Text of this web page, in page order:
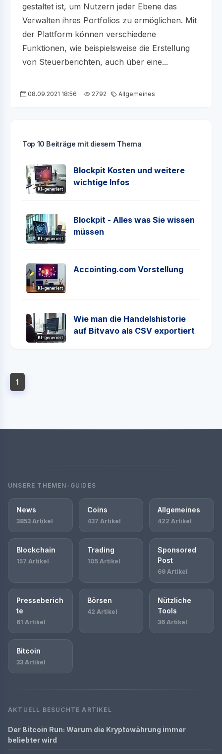
gestaltet ist, um Nutzern jeder Ebene das
Verwalten ihres Portfolios zu ermöglichen. Mit
der Plattform können verschiedene
Funktionen, wie beispielsweise die Erstellung
von Steuerberichten, auch über eine...
08.09.2021 18:56 2792 Allgemeines
Top 10 Beiträge mit diesem Thema
KI-generiert
Blockpit Kosten und weitere
wichtige Infos
KI-generiert
Blockpit - Alles was Sie wissen
müssen
KI-generiert
Accointing.com Vorstellung
KI-generiert
Wie man die Handelshistorie
auf Bitvavo als CSV exportiert
1
UNSERE THEMEN-GUIDES
News
3853 Artikel
Coins
437 Artikel
Allgemeines
422 Artikel
Blockchain
157 Artikel
Trading
105 Artikel
Sponsored
Post
69 Artikel
Presseberich
te
61 Artikel
Börsen
42 Artikel
Nützliche
Tools
36 Artikel
Bitcoin
33 Artikel
AKTUELL BESUCHTE ARTIKEL
Der Bitcoin Run: Warum die Kryptowährung immer
beliebter wird